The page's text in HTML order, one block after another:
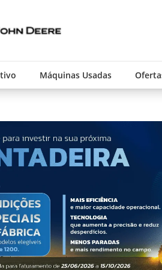
Máquinas Usadas